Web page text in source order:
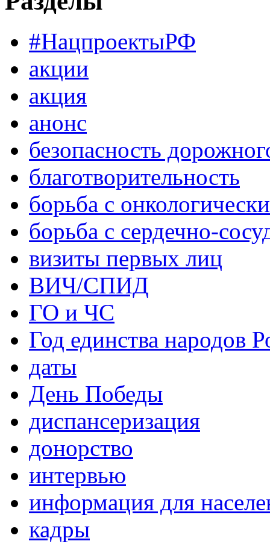
#НацпроектыРФ
акции
акция
анонс
безопасность
благотворительность
борьба с
борьба с сердечно-
визиты первых лиц
ВИЧ/СПИД
ГО и ЧС
Год единства народов
даты
День Победы
диспансеризация
донорство
интервью
информация для
кадры